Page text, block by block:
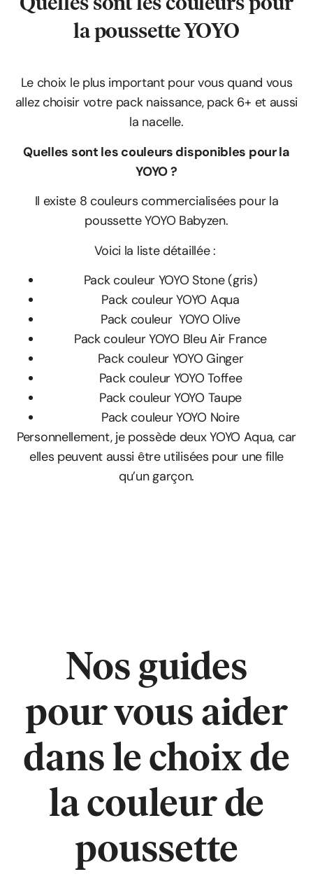
la poussette YOYO
Le choix le plus important pour vous quand vous
allez choisir votre pack naissance, pack 6+ et aussi
la nacelle.
Quelles sont les couleurs disponibles pour la
YOYO ?
Il existe 8 couleurs commercialisées pour la
poussette YOYO Babyzen.
Voici la liste détaillée :
Pack couleur YOYO Stone (gris)
Pack couleur YOYO Aqua
Pack couleur YOYO Olive
Pack couleur YOYO Bleu Air France
Pack couleur YOYO Ginger
Pack couleur YOYO Toffee
Pack couleur YOYO Taupe
Pack couleur YOYO Noire
Personnellement, je possède deux YOYO Aqua, car
elles peuvent aussi être utilisées pour une fille
qu’un garçon.
Nos guides
pour vous aider
dans le choix de
la couleur de
poussette